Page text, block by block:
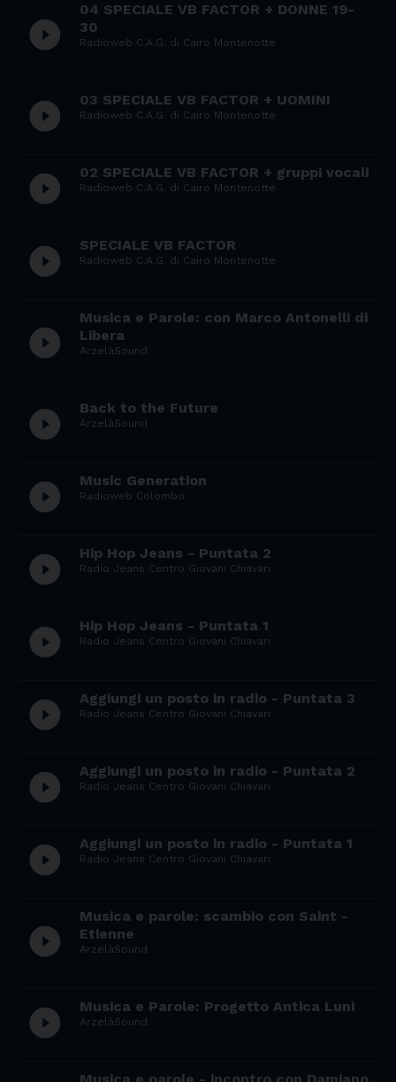
play_circle_filled
04 SPECIALE VB FACTOR + DONNE 19-
30
Radioweb C.A.G. di Cairo Montenotte
play_circle_filled 03 SPECIALE VB FACTOR + UOMINI
Radioweb C.A.G. di Cairo Montenotte
play_circle_filled 02 SPECIALE VB FACTOR + gruppi vocali
Radioweb C.A.G. di Cairo Montenotte
play_circle_filled SPECIALE VB FACTOR
Radioweb C.A.G. di Cairo Montenotte
play_circle_filled
Musica e Parole: con Marco Antonelli di
Libera
ArzelàSound
play_circle_filled Back to the Future
ArzelàSound
play_circle_filled Music Generation
Radioweb Colombo
play_circle_filled Hip Hop Jeans - Puntata 2
Radio Jeans Centro Giovani Chiavari
play_circle_filled Hip Hop Jeans - Puntata 1
Radio Jeans Centro Giovani Chiavari
play_circle_filled Aggiungi un posto in radio - Puntata 3
Radio Jeans Centro Giovani Chiavari
play_circle_filled Aggiungi un posto in radio - Puntata 2
Radio Jeans Centro Giovani Chiavari
play_circle_filled Aggiungi un posto in radio - Puntata 1
Radio Jeans Centro Giovani Chiavari
play_circle_filled
Musica e parole: scambio con Saint -
Etienne
ArzelàSound
play_circle_filled Musica e Parole: Progetto Antica Luni
ArzelàSound